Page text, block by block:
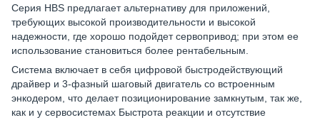
Серия HBS предлагает альтернативу для приложений,
требующих высокой производительности и высокой
надежности, где хорошо подойдет сервопривод; при этом ее
использование становиться более рентабельным.
Система включает в себя цифровой быстродействующий
драйвер и 3-фазный шаговый двигатель со встроенным
энкодером, что делает позиционирование замкнутым, так же,
как и у сервосистемах Быстрота реакции и отсутствие